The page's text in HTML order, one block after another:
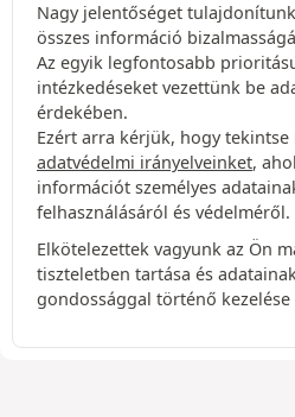
Nagy jelentőséget
összes információ
Az egyik legfontosabb
intézkedéseket vezettünk be
érdekében.
Ezért arra kérjük, hogy tekintse
adatvédelmi irányelveinket,
információt személyes
felhasználásáról és védelméről.
Elkötelezettek vagyunk az Ön
tiszteletben tartása és
gondossággal történő